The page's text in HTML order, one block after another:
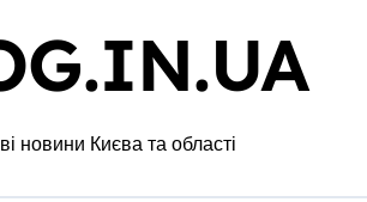
новини Києва та області